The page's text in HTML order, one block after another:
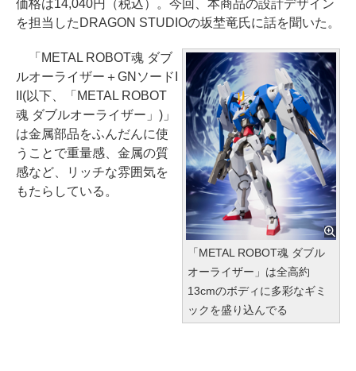
価格は14,040円（税込）。今回、本商品の設計デザイン
を担当したDRAGON STUDIOの坂埜竜氏に話を聞いた。
「METAL ROBOT魂 ダブル
オーライザー」は全高約
13cmのボディに多彩なギミ
ックを盛り込んでる
「METAL ROBOT魂 ダブ
ルオーライザー＋GNソードI
II(以下、「METAL ROBOT
魂 ダブルオーライザー」)」
は金属部品をふんだんに使
うことで重量感、金属の質
感など、リッチな雰囲気を
もたらしている。